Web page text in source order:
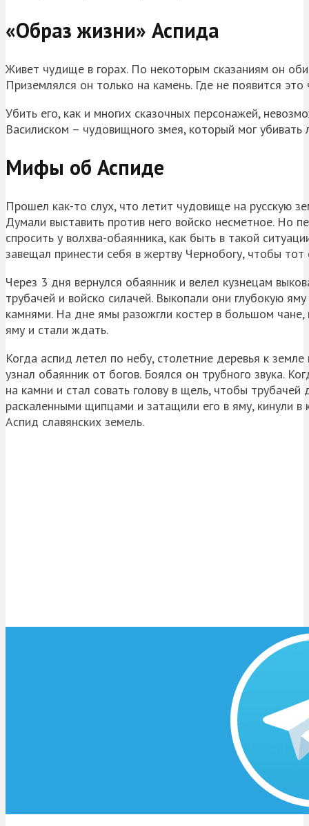
«Образ жизни» Аспида
Живет чудище в горах. По некоторым сказаниям он
Приземлялся он только на камень. Где не появится
Убить его, как и многих сказочных персонажей,
Василиском – чудовищного змея, который мог
Мифы об Аспиде
Прошел как-то слух, что летит чудовище на русскую
Думали выставить против него войско несметное. Но
спросить у волхва-обаянника, как быть в такой
завещал принести себя в жертву Чернобогу, чтобы
Через 3 дня вернулся обаянник и велел кузнецам
трубачей и войско силачей. Выкопали они глубокую
камнями. На дне ямы разожгли костер в большом
яму и стали ждать.
Когда аспид летел по небу, столетние деревья к
узнал обаянник от богов. Боялся он трубного звука.
на камни и стал совать голову в щель, чтобы
раскаленными щипцами и затащили его в яму, кинули
Аспид славянских земель.